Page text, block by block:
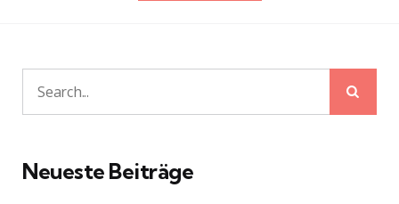
Search
for:
Neueste Beiträge